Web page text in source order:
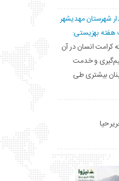
شهرستان مهدیشهر
هفته بهزیستی:
کرامت انسان در آن
و خدمت
بیشتری طی
حیا